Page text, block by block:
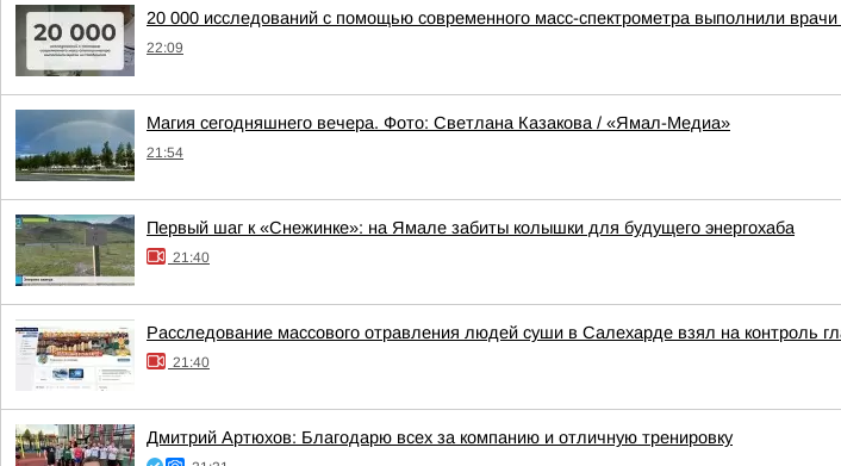
20 000 исследований с помощью современного масс-спектрометра выполнили врачи
22:09
Магия сегодняшнего вечера. Фото: Светлана Казакова / «Ямал-Медиа»
21:54
Первый шаг к «Снежинке»: на Ямале забиты колышки для будущего энергохаба
21:40
Расследование массового отравления людей суши в Салехарде взял на контроль
21:40
Дмитрий Артюхов: Благодарю всех за компанию и отличную тренировку